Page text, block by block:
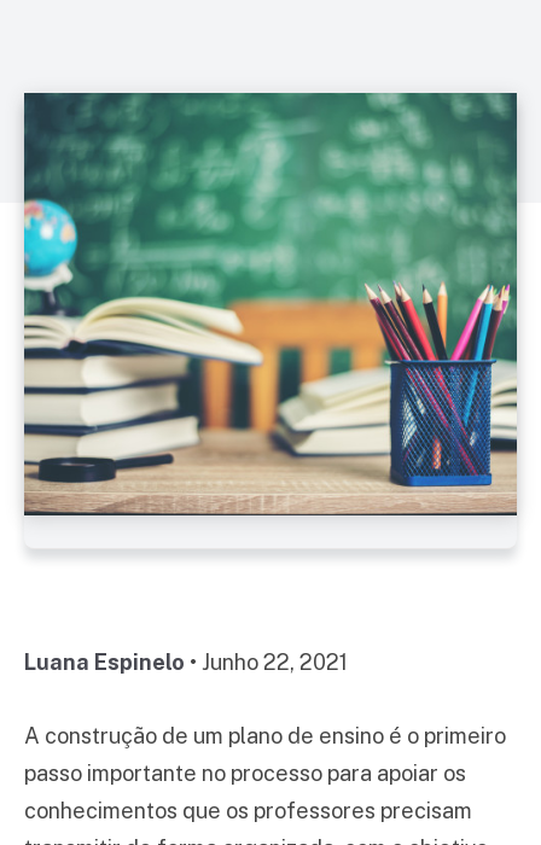
Luana Espinelo • Junho 22, 2021
A construção de um plano de ensino é o primeiro
passo importante no processo para apoiar os
conhecimentos que os professores precisam